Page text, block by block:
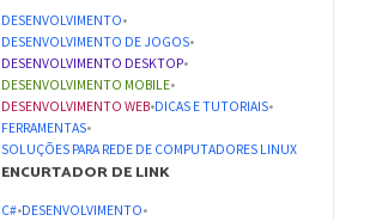
DESENVOLVIMENTO•
DESENVOLVIMENTO DE JOGOS•
DESENVOLVIMENTO DESKTOP•
DESENVOLVIMENTO MOBILE•
DESENVOLVIMENTO WEB•DICAS E TUTORIAIS•
FERRAMENTAS•
SOLUÇÕES PARA REDE DE COMPUTADORES LINUX
ENCURTADOR DE LINK
C#•DESENVOLVIMENTO•